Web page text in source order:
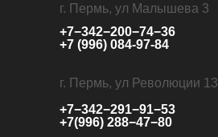
г. Пермь, ул Революции 13
г. Пермь, ул Малышева 3
+7−342−291−91−53
+7(996) 288−47−80
+7−342−200−74−36
+7 (996) 084-97-84